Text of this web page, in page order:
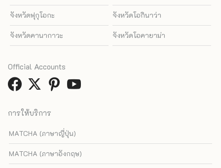
จังหวัดฟุกุโอกะ จังหวัดโอกินาว่า
จังหวัดคานากาวะ จังหวัดโอคายาม่า
การให้บริการ
MATCHA (ภาษาญี่ปุ่น)
MATCHA (ภาษาอังกฤษ)
Official Accounts